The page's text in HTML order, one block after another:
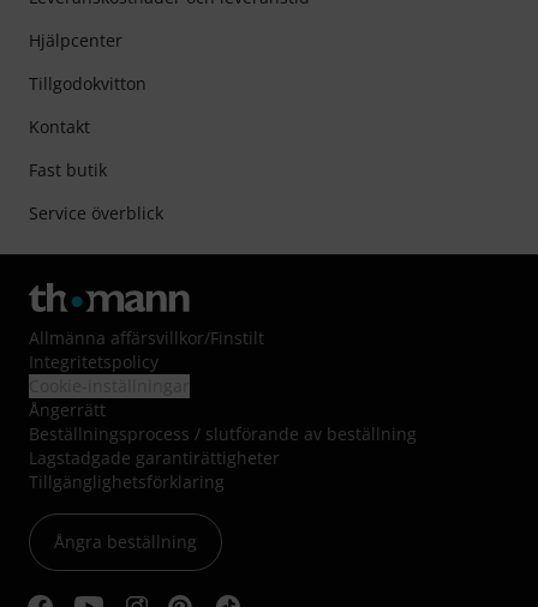
Hjälpcenter
Tillgodokvitton
Kontakt
Fast butik
Service överblick
Allmänna affärsvillkor/Finstilt
Integritetspolicy
Ångerrätt
Beställningsprocess / slutförande av beställning
Lagstadgade garantirättigheter
Tillgänglighetsförklaring
Ångra beställning